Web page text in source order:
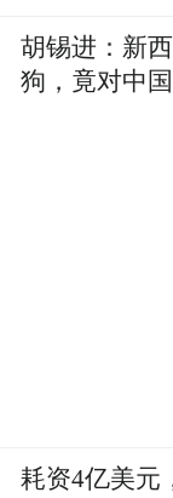
胡锡进：新
狗，竟对中
耗资4亿美元